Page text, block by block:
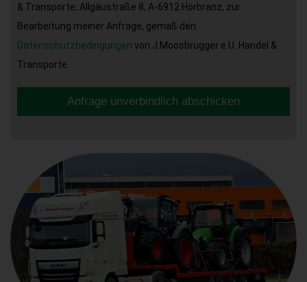
& Transporte, Allgäustraße 8, A-6912 Hörbranz, zur
Bearbeitung meiner Anfrage, gemäß den
Datenschutzbedingungen von J.Moosbrugger e.U. Handel &
Transporte.
Anfrage unverbindlich abschicken